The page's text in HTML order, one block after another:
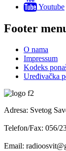
Youtube
Footer
O nama
Impressum
Kodeks
Uređivačka
Adresa: Svetog
Telefon/Fax: 056/
Email: